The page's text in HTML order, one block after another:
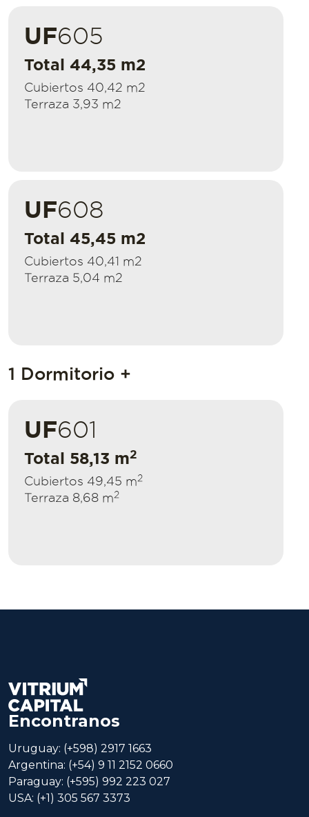
UF605
Total 44,35 m2
Cubiertos 40,42 m2
Terraza 3,93 m2
UF608
Total 45,45 m2
Cubiertos 40,41 m2
Terraza 5,04 m2
1 Dormitorio +
UF601
Total 58,13 m2
Cubiertos 49,45 m2
Terraza 8,68 m2
Encontranos
Uruguay: (+598) 2917 1663
Argentina: (+54) 9 11 2152 0660
Paraguay: (+595) 992 223 027
USA: (+1) 305 567 3373